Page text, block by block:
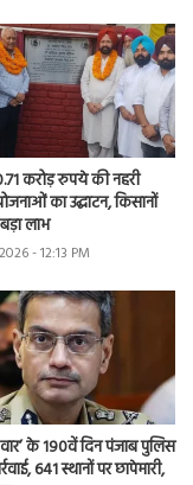
करोड़ रुपये की नहरी
का उद्घाटन, किसानों
लाभ
- 12:13 PM
के 190वें दिन पंजाब पुलिस
641 स्थानों पर छापेमारी,